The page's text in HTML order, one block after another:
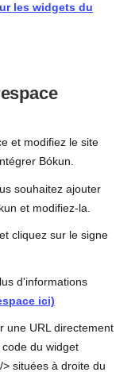
les widgets du
et modifiez le site
Bókun.
souhaitez ajouter
et modifiez-la.
cliquez sur le signe
d'informations
ici)
une URL directement
du widget
situées à droite du